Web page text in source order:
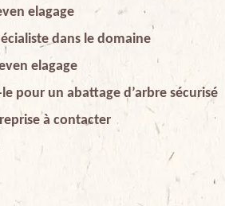
elagage
dans le domaine
elagage
pour un abattage d’arbre sécurisé
à contacter